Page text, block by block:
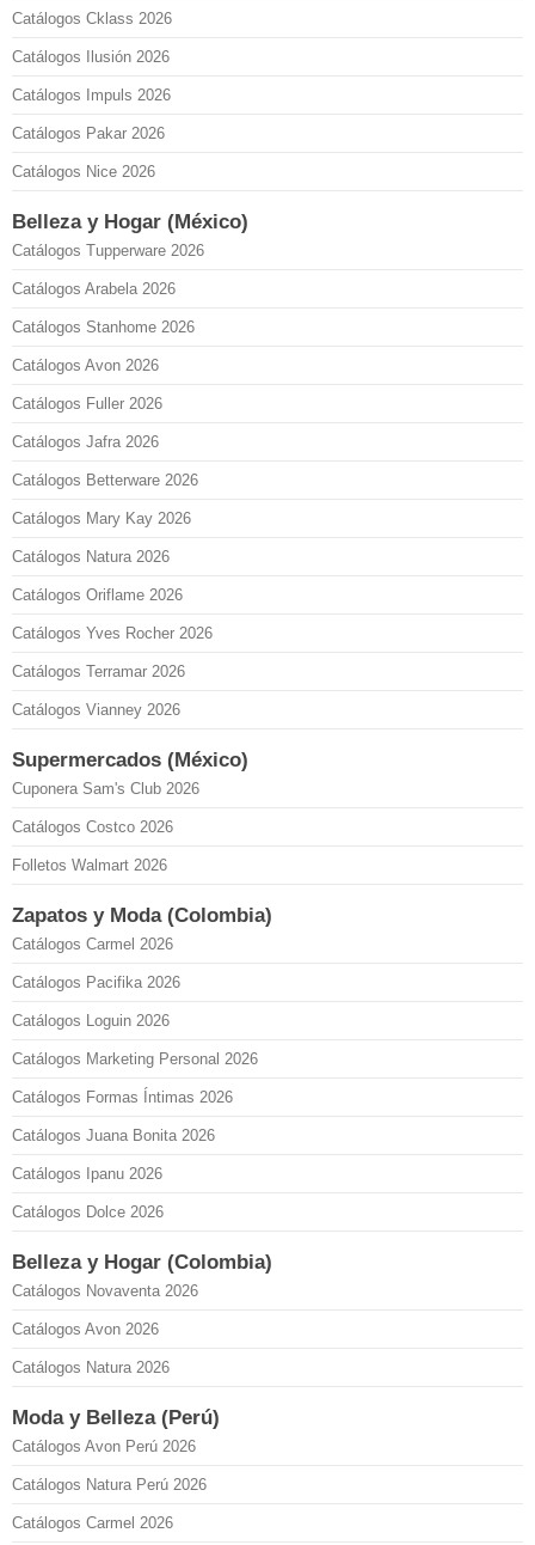
Catálogos Cklass 2026
Catálogos Ilusión 2026
Catálogos Impuls 2026
Catálogos Pakar 2026
Catálogos Nice 2026
Belleza y Hogar (México)
Catálogos Tupperware 2026
Catálogos Arabela 2026
Catálogos Stanhome 2026
Catálogos Avon 2026
Catálogos Fuller 2026
Catálogos Jafra 2026
Catálogos Betterware 2026
Catálogos Mary Kay 2026
Catálogos Natura 2026
Catálogos Oriflame 2026
Catálogos Yves Rocher 2026
Catálogos Terramar 2026
Catálogos Vianney 2026
Supermercados (México)
Cuponera Sam's Club 2026
Catálogos Costco 2026
Folletos Walmart 2026
Zapatos y Moda (Colombia)
Catálogos Carmel 2026
Catálogos Pacifika 2026
Catálogos Loguin 2026
Catálogos Marketing Personal 2026
Catálogos Formas Íntimas 2026
Catálogos Juana Bonita 2026
Catálogos Ipanu 2026
Catálogos Dolce 2026
Belleza y Hogar (Colombia)
Catálogos Novaventa 2026
Catálogos Avon 2026
Catálogos Natura 2026
Moda y Belleza (Perú)
Catálogos Avon Perú 2026
Catálogos Natura Perú 2026
Catálogos Carmel 2026